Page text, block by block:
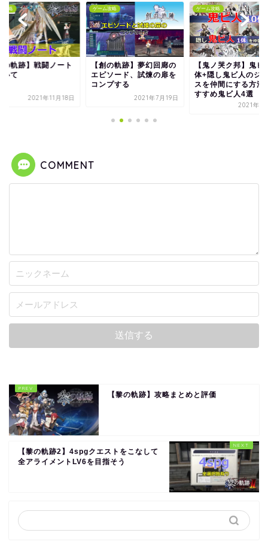
攻略
の軌跡】戦闘ノート
いて
2021年11月18日
ゲーム攻略
【創の軌跡】夢幻回廊の
エピソード、試煉の扉を
コンプする
2021年7月19日
ゲーム攻略
【鬼ノ哭ク邦】鬼ビ
体+隠し鬼ビ人のジ
スを仲間にする方法
すすめ鬼ビ人4選
2021年6
COMMENT
【黎の軌跡】攻略まとめと評価
【黎の軌跡2】4spgクエストをこなして
全アライメントLV6を目指そう